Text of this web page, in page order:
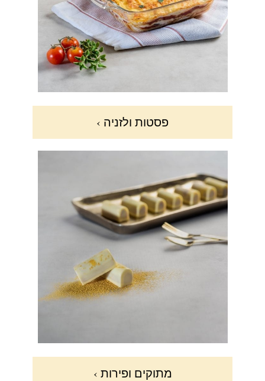
פסטות ולזניה ›
מתוקים ופירות ›